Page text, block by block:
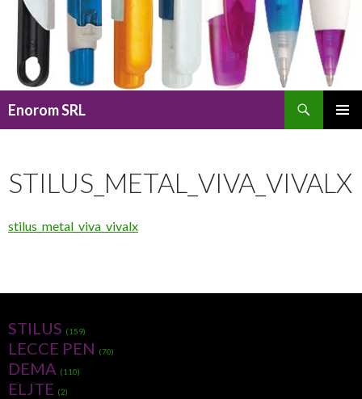
Enorom SRL
STILUS_METAL_VIVA_VIVALX
stilus_metal_viva_vivalx
STILUS (159)
LECCE PEN (70)
DEMA (110)
ELJTE (2)